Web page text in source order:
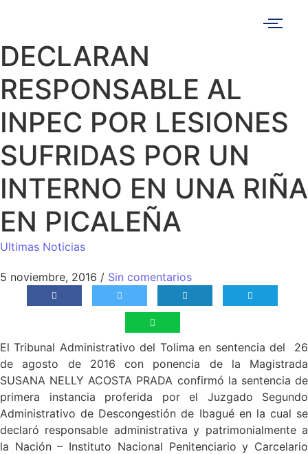
DECLARAN
RESPONSABLE AL
INPEC POR LESIONES
SUFRIDAS POR UN
INTERNO EN UNA RIÑA
EN PICALEÑA
Ultimas Noticias
5 noviembre, 2016 / Sin comentarios
El Tribunal Administrativo del Tolima en sentencia del 26
de agosto de 2016 con ponencia de la Magistrada
SUSANA NELLY ACOSTA PRADA confirmó la sentencia de
primera instancia proferida por el Juzgado Segundo
Administrativo de Descongestión de Ibagué en la cual se
declaró responsable administrativa y patrimonialmente a
la Nación – Instituto Nacional Penitenciario y Carcelario